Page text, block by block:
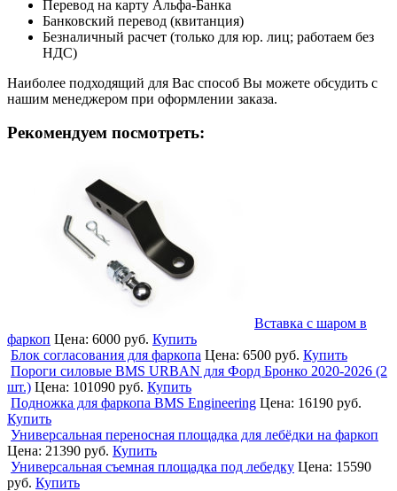
Перевод на карту Альфа-Банка
Банковский перевод (квитанция)
Безналичный расчет (только для юр. лиц; работаем без
НДС)
Наиболее подходящий для Вас способ Вы можете обсудить с
нашим менеджером при оформлении заказа.
Рекомендуем посмотреть:
Вставка с шаром в
фаркоп Цена: 6000 руб. Купить
Блок согласования для фаркопа Цена: 6500 руб. Купить
Пороги силовые BMS URBAN для Форд Бронко 2020-2026 (2
шт.) Цена: 101090 руб. Купить
Подножка для фаркопа BMS Engineering Цена: 16190 руб.
Купить
Универсальная переносная площадка для лебёдки на фаркоп
Цена: 21390 руб. Купить
Универсальная съемная площадка под лебедку Цена: 15590
руб. Купить